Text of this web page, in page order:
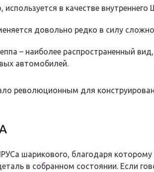
в качестве внутреннего
довольно редко в силу
– наиболее распространенный
автомобилей.
революционным для
шарикового, благодаря которому
в собранном состоянии. Если